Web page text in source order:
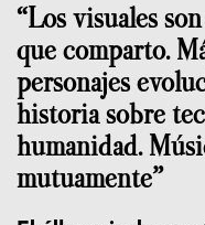
“Los visuales
que comparto.
personajes
historia sobre
humanidad.
mutuamente”